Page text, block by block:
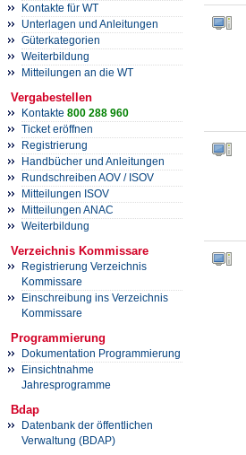
Kontakte für WT
Unterlagen und Anleitungen
Güterkategorien
Weiterbildung
Mitteilungen an die WT
Vergabestellen
Kontakte 800 288 960
Ticket eröffnen
Registrierung
Handbücher und Anleitungen
Rundschreiben AOV / ISOV
Mitteilungen ISOV
Mitteilungen ANAC
Weiterbildung
Verzeichnis Kommissare
Registrierung Verzeichnis
Kommissare
Einschreibung ins Verzeichnis
Kommissare
Programmierung
Dokumentation Programmierung
Einsichtnahme
Jahresprogramme
Bdap
Datenbank der öffentlichen
Verwaltung (BDAP)